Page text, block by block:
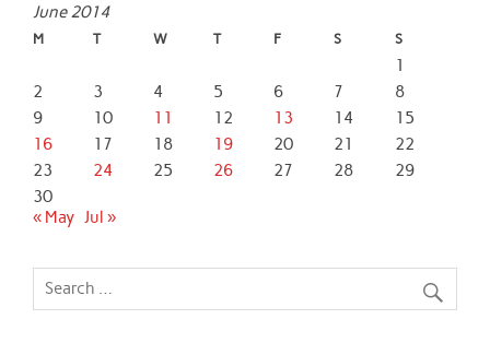
June 2014
M T W T F S S
1
2
3 4 5 6 7
8
9
10 11 12 13 14
15
16
17 18 19 20 21
22
23
24 25 26 27 28
29
30
« May Jul »